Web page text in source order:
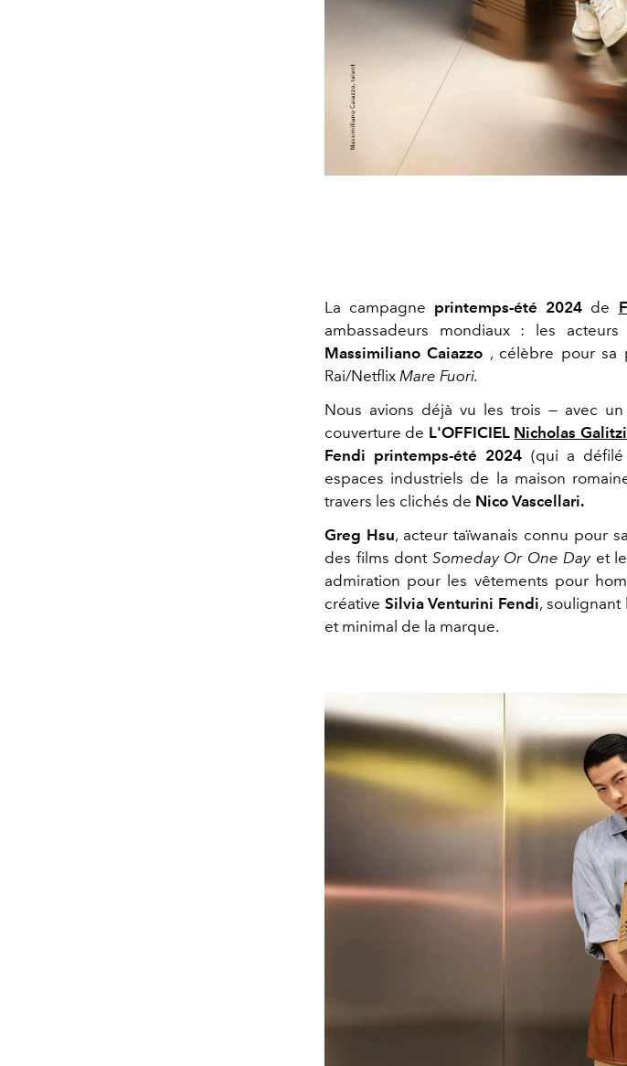
La campagne printemps-été 2024 de
ambassadeurs mondiaux : les acteurs
Massimiliano Caiazzo , célèbre pour
Rai/Netflix Mare Fuori.
Nous avions déjà vu les trois — avec
couverture de L'OFFICIEL Nicholas
Fendi printemps-été 2024 (qui a
espaces industriels de la maison
travers les clichés de Nico Vascellari.
Greg Hsu, acteur taïwanais connu pour
des films dont Someday Or One Dayet le
admiration pour les vêtements pour
créative Silvia Venturini Fendi,
et minimal de la marque.